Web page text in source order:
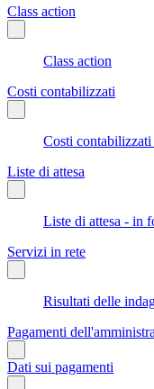
Class action
Class action
Costi contabilizzati
Costi
Liste di attesa
Liste di attesa - in
Servizi in rete
Risultati delle
Pagamenti
Dati sui pagamenti